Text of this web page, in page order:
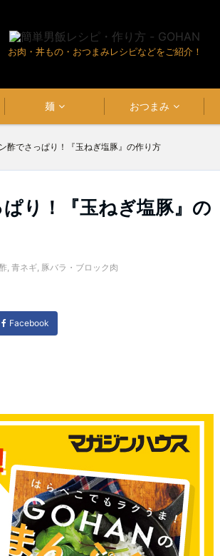
お肉・丼もの・おつまみレシピなどをご紹介！
麺 おつまみ
酢でさっぱり！『玉ねぎ塩豚』の作り方
り！『玉ねぎ塩豚』の
, 青ネギ, 豚バラ・ブロック肉
Facebook